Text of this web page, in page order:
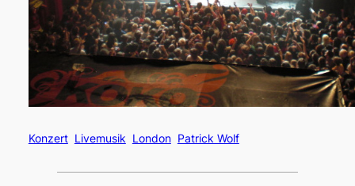
Konzert Livemusik London Patrick Wolf